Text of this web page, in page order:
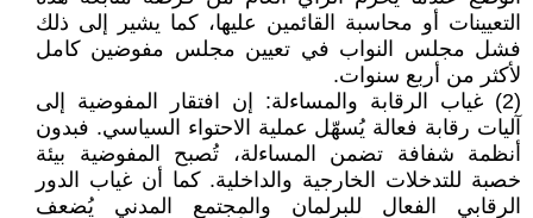
التعيينات أو محاسبة القائمين عليها، كما يشير إلى ذلك
فشل مجلس النواب في تعيين مجلس مفوضين كامل
لأكثر من أربع سنوات.
(2) غياب الرقابة والمساءلة: إن افتقار المفوضية إلى
آليات رقابة فعالة يُسهّل عملية الاحتواء السياسي. فبدون
أنظمة شفافة تضمن المساءلة، تُصبح المفوضية بيئة
خصبة للتدخلات الخارجية والداخلية. كما أن غياب الدور
الرقابي الفعال للبرلمان والمجتمع المدني يُضعف